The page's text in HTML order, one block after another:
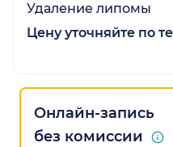
Удаление липомы
Цену уточняйте по
Онлайн-запись
без комиссии